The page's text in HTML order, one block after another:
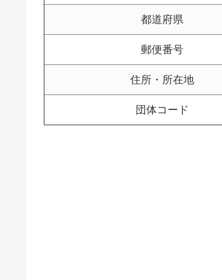
都道府県
郵便番号
住所・所在地
団体コード